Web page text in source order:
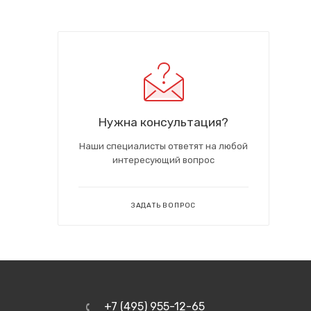
Нужна консультация?
Наши специалисты ответят на любой
интересующий вопрос
ЗАДАТЬ ВОПРОС
+7 (495) 955-12-65